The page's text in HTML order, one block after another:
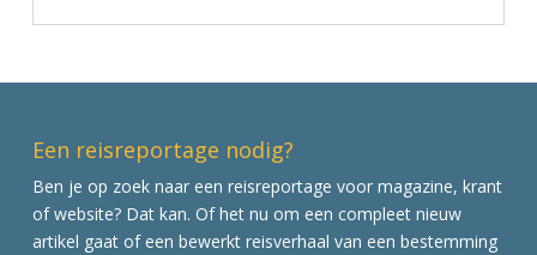
Een reisreportage nodig?
Ben je op zoek naar een reisreportage voor magazine, krant
of website? Dat kan. Of het nu om een compleet nieuw
artikel gaat of een bewerkt reisverhaal van een bestemming